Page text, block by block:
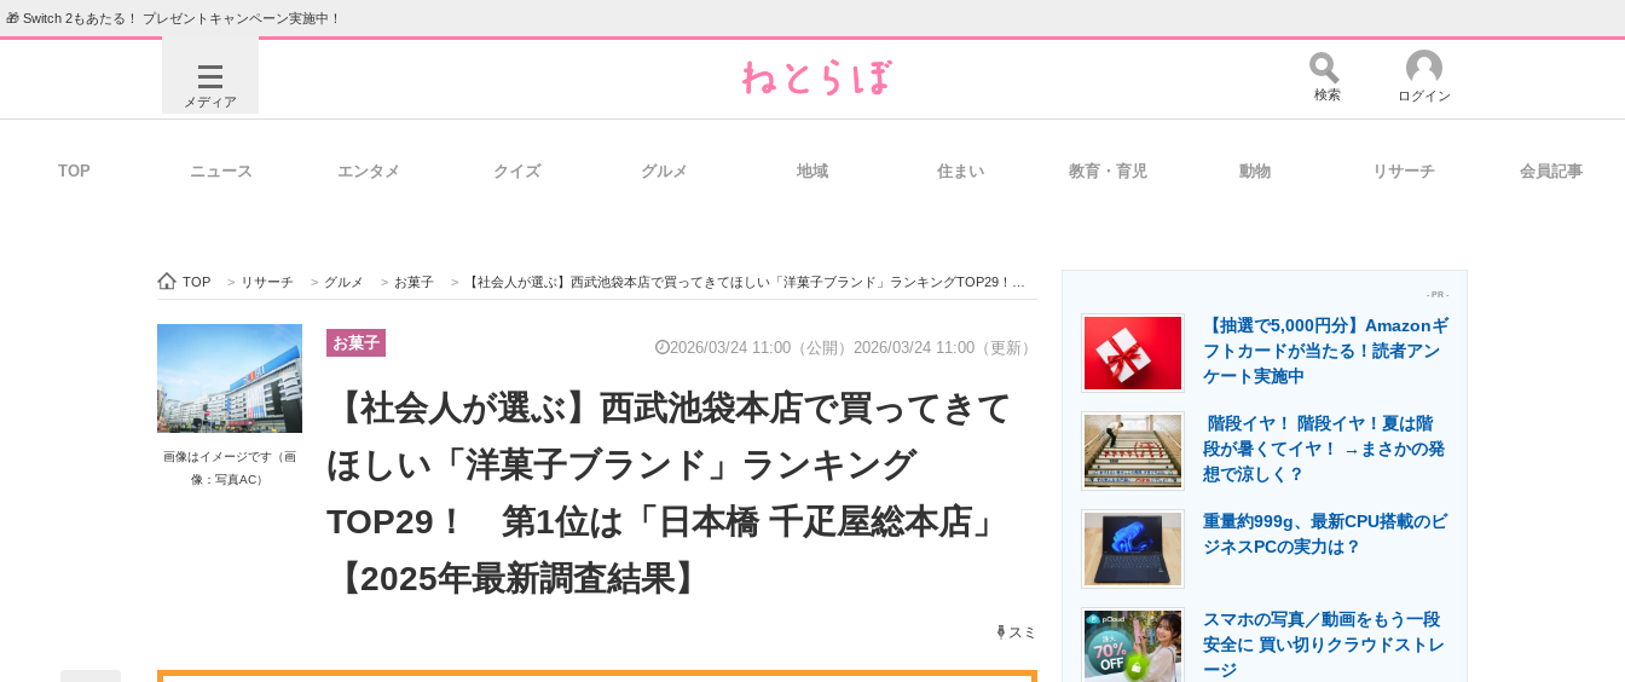
🎁 Switch 2もあたる！ プレゼントキャンペーン実施中！
メディア
ビジネスと働き方のヒント 経営リーダーのコミュニティ マーケ×ITの今がよく分かる
企業向けIT製品の総合サイト 製造業のIT導入・活用を支援
モノづくり技術者専門サイト エレクトロニクス専門サイト エネルギーの専門メディア 建設×テクノロジーの最前線
ちょっと気になるネットの話題
検索 ログイン
TOP ニュース エンタメ クイズ グルメ 地域 住まい 教育・育児 動物 リサーチ 会員記事
TOP > リサーチ > グルメ > お菓子 > 【社会人が選ぶ】西武池袋本店で買ってきてほしい「洋菓子ブランド」ランキングTOP29！ 第1位は「日本橋 千疋屋総本店」【2025年最新調査結果】
画像はイメージです（画
像：写真AC）
お菓子 2026/03/24 11:00（公開） 2026/03/24 11:00（更新）
【社会人が選ぶ】西武池袋本店で買ってきて
ほしい「洋菓子ブランド」ランキング
TOP29！ 第1位は「日本橋 千疋屋総本店」
【2025年最新調査結果】
スミ
- PR -
【抽選で5,000円分】Amazonギ
フトカードが当たる！読者アン
ケート実施中
階段イヤ！ 階段イヤ！夏は階
段が暑くてイヤ！ →まさかの発
想で涼しく？
重量約999g、最新CPU搭載のビ
ジネスPCの実力は？
スマホの写真／動画をもう一段
安全に 買い切りクラウドストレ
ージ